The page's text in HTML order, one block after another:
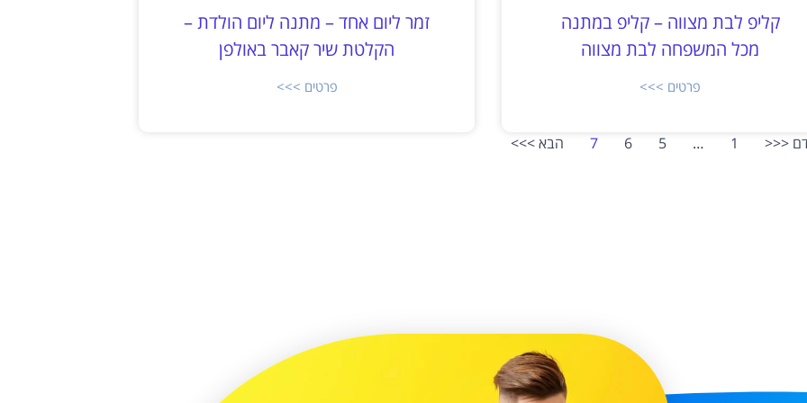
קליפ לבת מצווה – קליפ במתנה
מכל המשפחה לבת מצווה
פרטים >>>
זמר ליום אחד – מתנה ליום הולדת –
הקלטת שיר קאבר באולפן
פרטים >>>
<<<
1
…
5
6
7 הבא >>>